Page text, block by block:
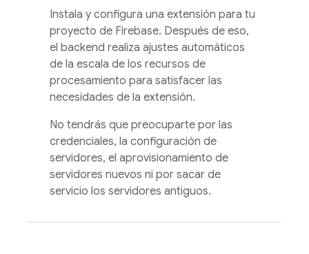
Instala y configura una extensión para tu
proyecto de Firebase. Después de eso,
el backend realiza ajustes automáticos
de la escala de los recursos de
procesamiento para satisfacer las
necesidades de la extensión.
No tendrás que preocuparte por las
credenciales, la configuración de
servidores, el aprovisionamiento de
servidores nuevos ni por sacar de
servicio los servidores antiguos.